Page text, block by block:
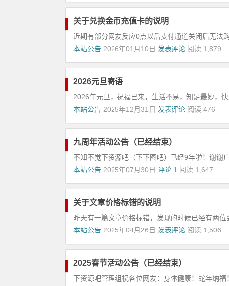
关于兑换金币充值卡的说明
近期有部分网友反应0点以后支付通道关闭后无法
本站公告 2026年01月10日 发表评论 阅读 1,879
2026元旦寄语
2026年元旦，祝福已来，生活不易，知足最妙，
本站公告 2025年12月31日 发表评论 阅读 476
九周年活动公告（已经结束）
不知不觉下资源吧（下下图吧）已经9年啦！谢谢
本站公告 2025年07月30日 评论 1 阅读 1,647
关于文章价格标错的说明
昨天有一篇文章价格标错，发现的时候已经有两
本站公告 2025年04月26日 发表评论 阅读 1,506
2025春节活动公告（已经结束）
下资源吧管理组祝各位网友：身体健康！蛇年纳